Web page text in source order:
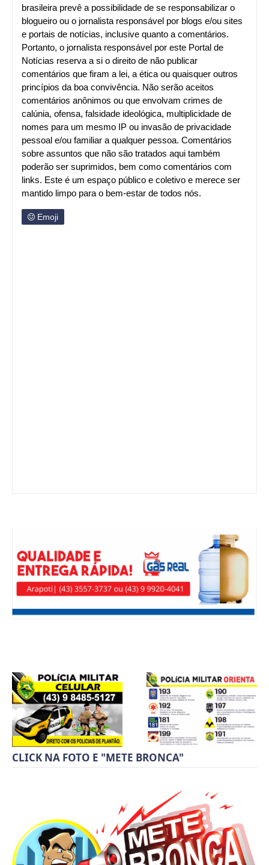
brasileira prevê a possibilidade de se responsabilizar o
blogueiro ou o jornalista responsável por blogs e/ou sites
e portais de notícias, inclusive quanto a comentários.
Portanto, o jornalista responsável por este Portal de
Notícias reserva a si o direito de não publicar
comentários que firam a lei, a ética ou quaisquer outros
princípios da boa convivência. Não serão aceitos
comentários anônimos ou que envolvam crimes de
calúnia, ofensa, falsidade ideológica, multiplicidade de
nomes para um mesmo IP ou invasão de privacidade
pessoal e/ou familiar a qualquer pessoa. Comentários
sobre assuntos que não são tratados aqui também
poderão ser suprimidos, bem como comentários com
links. Este é um espaço público e coletivo e merece ser
mantido limpo para o bem-estar de todos nós.
Emoji
CLICK NA FOTO E "METE BRONCA"